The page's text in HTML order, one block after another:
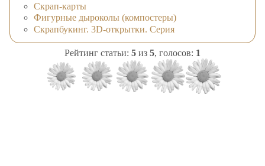
Скрап-карты
Фигурные дыроколы (компостеры)
Скрапбукинг. 3D-открытки. Серия
Рейтинг статьи: 5 из 5, голосов: 1